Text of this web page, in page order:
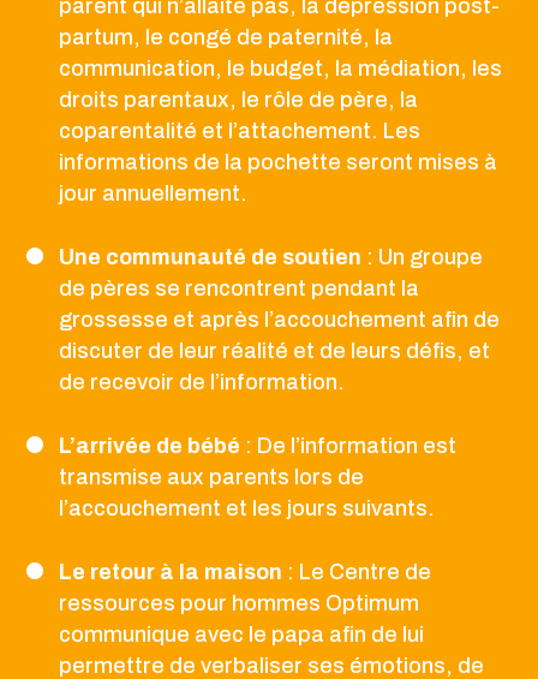
parent qui n’allaite pas, la dépression post-
partum, le congé de paternité, la
communication, le budget, la médiation, les
droits parentaux, le rôle de père, la
coparentalité et l’attachement. Les
informations de la pochette seront mises à
jour annuellement.
Une communauté de soutien : Un groupe
de pères se rencontrent pendant la
grossesse et après l’accouchement afin de
discuter de leur réalité et de leurs défis, et
de recevoir de l’information.
L’arrivée de bébé : De l’information est
transmise aux parents lors de
l’accouchement et les jours suivants.
Le retour à la maison : Le Centre de
ressources pour hommes Optimum
communique avec le papa afin de lui
permettre de verbaliser ses émotions, de